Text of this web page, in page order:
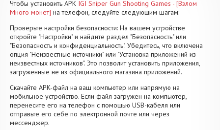
Чтобы установить APK IGI Sniper Gun Shooting Games - [Взлом
Много монет] на телефон, следуйте следующим шагам:
Проверьте настройки безопасности: На вашем устройстве
откройте "Настройки" и найдите раздел "Безопасность" или
"Безопасность и конфиденциальность". Убедитесь, что включена
опция "Неизвестные источники" или "Установка приложений из
неизвестных источников". Это позволит установить приложения,
загруженные не из официального магазина приложений.
Скачайте APK-файл на ваш компьютер или напрямую на
мобильное устройство. Если файл загружен на компьютер,
перенесите его на телефон с помощью USB-кабеля или
отправьте его себе по электронной почте или через
мессенджер.